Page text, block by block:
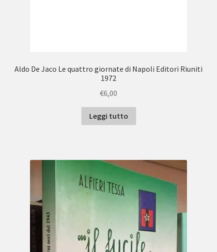
Aldo De Jaco Le quattro giornate di Napoli Editori Riuniti
1972
€6,00
Leggi tutto